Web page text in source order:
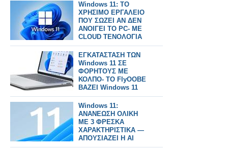
Windows 11: ΤΟ
ΧΡΗΣΙΜΟ ΕΡΓΑΛΕΙΟ
ΠΟΥ ΣΩΖΕΙ ΑΝ ΔΕΝ
ΑΝΟΙΓΕΙ ΤΟ PC- ΜΕ
CLOUD ΤΕΝΟΛΟΓΙΑ
ΕΓΚΑΤΑΣΤΑΣΗ ΤΩΝ
Windows 11 ΣΕ
ΦΟΡΗΤΟΥΣ ΜΕ
ΚΟΛΠΟ- ΤΟ FlyOOBE
ΒΑΖΕΙ Windows 11
25H2
Windows 11:
ΑΝΑΝΕΩΣΗ ΟΛΙΚΗ
ΜΕ 3 ΦΡΕΣΚΑ
ΧΑΡΑΚΤΗΡΙΣΤΙΚΑ —
ΑΠΟΥΣΙΑΖΕΙ Η AI